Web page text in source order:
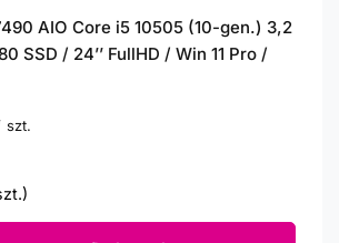
AIO Core i5 10505 (10-gen.) 3,2
SSD / 24’’ FullHD / Win 11 Pro /
szt.